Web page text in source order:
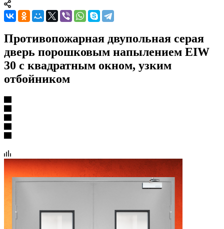
Противопожарная двупольная серая
дверь порошковым напылением EIW
30 с квадратным окном, узким
отбойником